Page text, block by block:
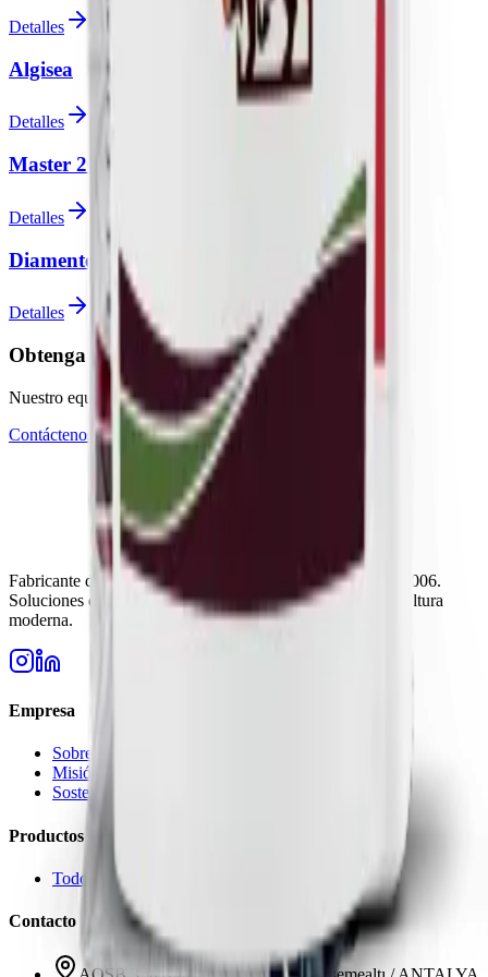
Detalles
Algisea
Detalles
Master 26
Detalles
Diamente Amino VIP
Detalles
Obtenga soporte experto para sus proyectos
Nuestro equipo técnico está listo para sus preguntas
Contáctenos Ser Distribuidor
Fabricante de fertilizantes de confianza en Turquía desde 2006.
Soluciones de alta calidad para las necesidades de la agricultura
moderna.
Empresa
Sobre Nosotros
Misión y Visión
Sostenibilidad
Productos
Todos los Productos
Contacto